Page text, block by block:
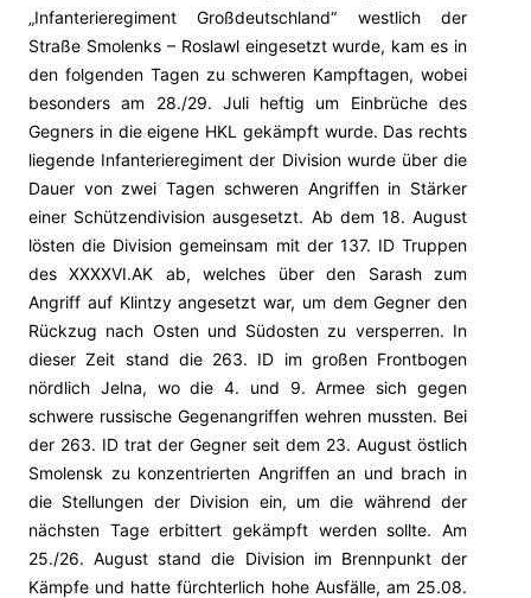
„Infanterieregiment Großdeutschland“ westlich der
Straße Smolenks – Roslawl eingesetzt wurde, kam es in
den folgenden Tagen zu schweren Kampftagen, wobei
besonders am 28./29. Juli heftig um Einbrüche des
Gegners in die eigene HKL gekämpft wurde. Das rechts
liegende Infanterieregiment der Division wurde über die
Dauer von zwei Tagen schweren Angriffen in Stärker
einer Schützendivisionausgesetzt. Ab dem 18. August
lösten die Division gemeinsam mit der 137. ID Truppen
des XXXXVI.AK ab, welches über den Sarash zum
Angriff auf Klintzy angesetzt war, um dem Gegner den
Rückzug nach Osten und Südosten zu versperren. In
dieser Zeit stand die 263. ID im großen Frontbogen
nördlich Jelna, wo die 4. und 9. Armee sich gegen
schwere russische Gegenangriffen wehren mussten. Bei
der 263. ID trat der Gegner seit dem 23. August östlich
Smolensk zu konzentrierten Angriffen an und brach in
die Stellungen der Division ein, um die während der
nächsten Tage erbittert gekämpft werden sollte. Am
25./26. August stand die Division im Brennpunkt der
Kämpfe und hatte fürchterlich hohe Ausfälle, am 25.08.